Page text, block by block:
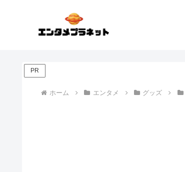
PR
ホーム エンタメ グッズ